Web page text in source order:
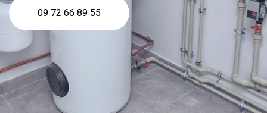
09 72 66 89 55